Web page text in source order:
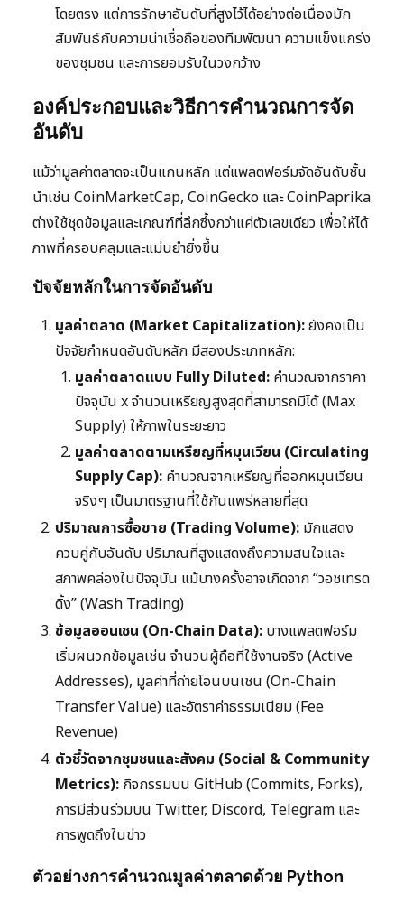
โดยตรง แต่การรักษาอันดับที่สูงไว้ได้อย่างต่อเนื่องมัก
สัมพันธ์กับความน่าเชื่อถือของทีมพัฒนา ความแข็งแกร่ง
ของชุมชน และการยอมรับในวงกว้าง
องค์ประกอบและวิธีการคำนวณการจัด
อันดับ
แม้ว่ามูลค่าตลาดจะเป็นแกนหลัก แต่แพลตฟอร์มจัดอันดับชั้น
นำเช่น CoinMarketCap, CoinGecko และ CoinPaprika
ต่างใช้ชุดข้อมูลและเกณฑ์ที่ลึกซึ้งกว่าแค่ตัวเลขเดียว เพื่อให้ได้
ภาพที่ครอบคลุมและแม่นยำยิ่งขึ้น
ปัจจัยหลักในการจัดอันดับ
มูลค่าตลาด (Market Capitalization):ยังคงเป็น
ปัจจัยกำหนดอันดับหลัก มีสองประเภทหลัก:
มูลค่าตลาดแบบ Fully Diluted: คำนวณจากราคา
ปัจจุบัน x จำนวนเหรียญสูงสุดที่สามารถมีได้ (Max
Supply) ให้ภาพในระยะยาว
มูลค่าตลาดตามเหรียญที่หมุนเวียน (Circulating
Supply Cap): คำนวณจากเหรียญที่ออกหมุนเวียน
จริงๆ เป็นมาตรฐานที่ใช้กันแพร่หลายที่สุด
ปริมาณการซื้อขาย (Trading Volume): มักแสดง
ควบคู่กับอันดับ ปริมาณที่สูงแสดงถึงความสนใจและ
สภาพคล่องในปัจจุบัน แม้บางครั้งอาจเกิดจาก “วอชเทรด
ดิ้ง” (Wash Trading)
ข้อมูลออนเชน (On-Chain Data): บางแพลตฟอร์ม
เริ่มผนวกข้อมูลเช่น จำนวนผู้ถือที่ใช้งานจริง (Active
Addresses), มูลค่าที่ถ่ายโอนบนเชน (On-Chain
Transfer Value) และอัตราค่าธรรมเนียม (Fee
Revenue)
ตัวชี้วัดจากชุมชนและสังคม (Social & Community
Metrics): กิจกรรมบน GitHub (Commits, Forks),
การมีส่วนร่วมบน Twitter, Discord, Telegram และ
การพูดถึงในข่าว
ตัวอย่างการคำนวณมูลค่าตลาดด้วย Python